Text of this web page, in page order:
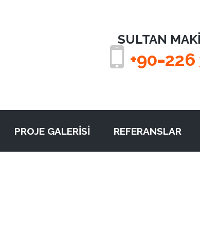
SULTAN
+90-226
PROJE GALERİSİ REFERANSLAR